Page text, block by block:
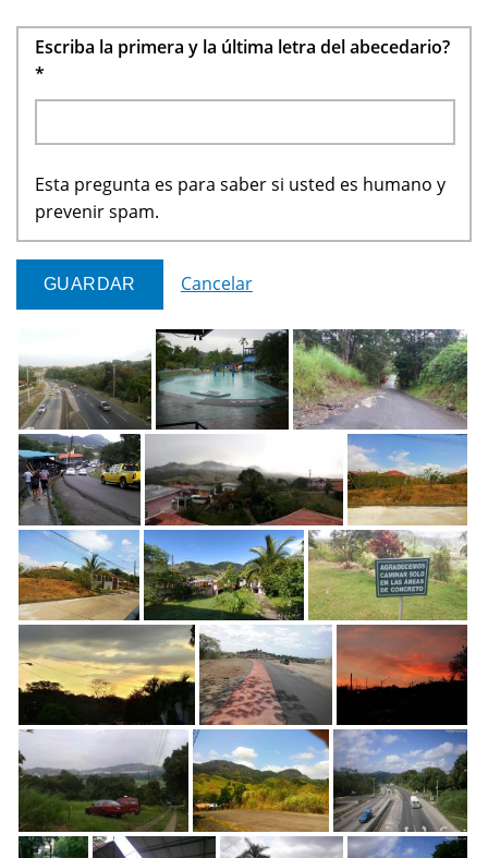
Escriba la primera y la última letra del abecedario?
*
Esta pregunta es para saber si usted es humano y
prevenir spam.
Cancelar